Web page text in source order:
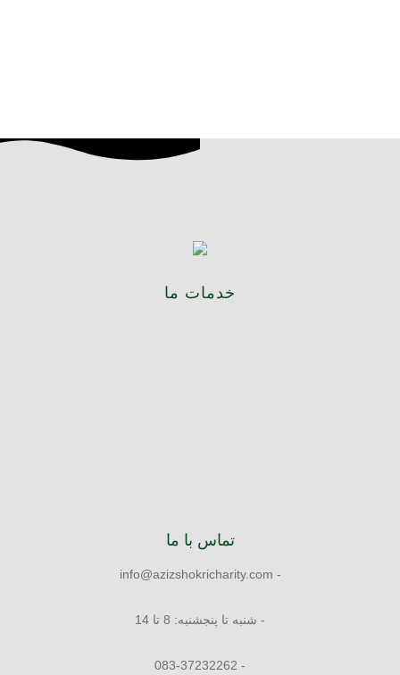
خدمات ما
تماس با ما
- info@azizshokricharity.com
- شنبه تا پنجشنبه: 8 تا 14
- 083-37232262